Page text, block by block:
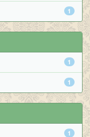
1
1
1
1